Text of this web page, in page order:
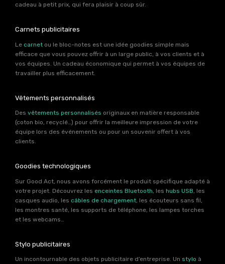
cadeau à petit prix, qui fera plaisir à coup sûr.
Carnets publicitaires
Le carnet ou le bloc-notes est une idée goodies simple mais
efficace que vous pouvez offrir à un large public, à vos clients et à
vos équipes. Un cadeau économique qui permet à vos équipes de
travailler plus efficacement.
Vêtements personnalisés
Des vêtements personnalisés originaux en matière responsable
(coton bio, recyclé…) pour offrir la meilleure impression de votre
équipe lors des événements ou pour un souvenir offert à vos
clients.
Goodies technologiques
Sur Good Act, nous avons forcément le produit spécifique adapté à
votre projet. Découvrez les enceintes Bluetooth , les hubs USB , les
casques audio, les câbles de chargement , les écouteurs sans fil,
les montres santé, les supports de téléphone, les lampes torches
et les webcams…
Stylo publicitaires
Un incontournable des objets publicitaire d’entreprise. Un stylo à